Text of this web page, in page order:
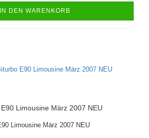
IN DEN WARENKORB
Limousine März 2007 NEU
Limousine März 2007 NEU